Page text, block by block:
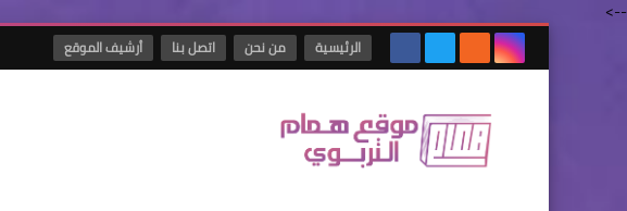
-->
الرئيسية من نحن اتصل بنا أرشيف الموقع